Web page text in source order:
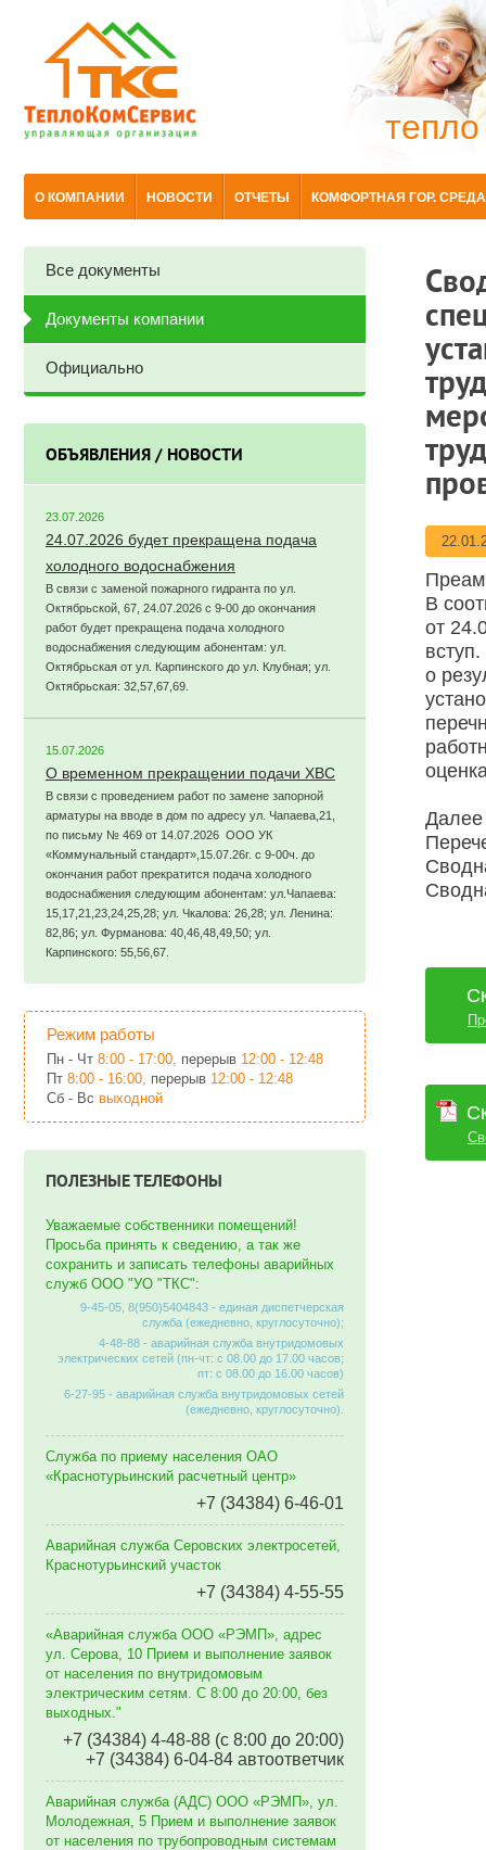
тепло
О КОМПАНИИ НОВОСТИ ОТЧЕТЫ КОМФОРТНАЯ ГОР. СРЕДА
В
от
о
Далее
Все документы
Документы компании
Официально
ОБЪЯВЛЕНИЯ / НОВОСТИ
23.07.2026
24.07.2026 будет прекращена подача
холодного водоснабжения
В связи с заменой пожарного гидранта по ул.
Октябрьской, 67, 24.07.2026 с 9-00 до окончания
работ будет прекращена подача холодного
водоснабжения следующим абонентам: ул.
Октябрьская от ул. Карпинского до ул. Клубная; ул.
Октябрьская: 32,57,67,69.
15.07.2026
О временном прекращении подачи ХВС
В связи с проведением работ по замене запорной
арматуры на вводе в дом по адресу ул. Чапаева,21,
по письму № 469 от 14.07.2026 ООО УК
«Коммунальный стандарт»,15.07.26г. с 9-00ч. до
окончания работ прекратится подача холодного
водоснабжения следующим абонентам: ул.Чапаева:
15,17,21,23,24,25,28; ул. Чкалова: 26,28; ул. Ленина:
82,86; ул. Фурманова: 40,46,48,49,50; ул.
Карпинского: 55,56,67.
Режим работы
Пн - Чт 8:00 - 17:00, перерыв 12:00 - 12:48
Пт 8:00 - 16:00, перерыв 12:00 - 12:48
Сб - Вс выходной
ПОЛЕЗНЫЕ ТЕЛЕФОНЫ
Уважаемые собственники помещений!
Просьба принять к сведению, а так же
сохранить и записать телефоны аварийных
служб ООО "УО "ТКС":
9-45-05, 8(950)5404843 - единая диспетчерская
служба (ежедневно, круглосуточно);
4-48-88 - аварийная служба внутридомовых
электрических сетей (пн-чт: с 08.00 до 17.00 часов;
пт: с 08.00 до 16.00 часов)
6-27-95 - аварийная служба внутридомовых сетей
(ежедневно, круглосуточно).
Служба по приему населения ОАО
«Краснотурьинский расчетный центр»
+7 (34384) 6-46-01
Аварийная служба Серовских электросетей,
Краснотурьинский участок
+7 (34384) 4-55-55
«Аварийная служба ООО «РЭМП», адрес
ул. Серова, 10 Прием и выполнение заявок
от населения по внутридомовым
электрическим сетям. C 8:00 до 20:00, без
выходных."
+7 (34384) 4-48-88 (с 8:00 до 20:00)
+7 (34384) 6-04-84 автоответчик
Аварийная служба (АДС) ООО «РЭМП», ул.
Молодежная, 5 Прием и выполнение заявок
от населения по трубопроводным системам